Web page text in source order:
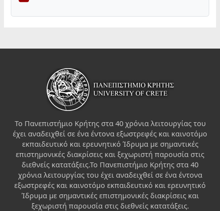
Το Πανεπιστήμιο Κρήτης στα 40 χρόνια λειτουργίας του
έχει αναδειχθεί σε ένα έντονα εξωστρεφές και καινοτόμο
εκπαιδευτικό και ερευνητικό Ίδρυμα με σημαντικές
επιστημονικές διακρίσεις και ξεχωριστή παρουσία στις
διεθνείς κατατάξεις.Το Πανεπιστήμιο Κρήτης στα 40
χρόνια λειτουργίας του έχει αναδειχθεί σε ένα έντονα
εξωστρεφές και καινοτόμο εκπαιδευτικό και ερευνητικό
Ίδρυμα με σημαντικές επιστημονικές διακρίσεις και
ξεχωριστή παρουσία στις διεθνείς κατατάξεις.